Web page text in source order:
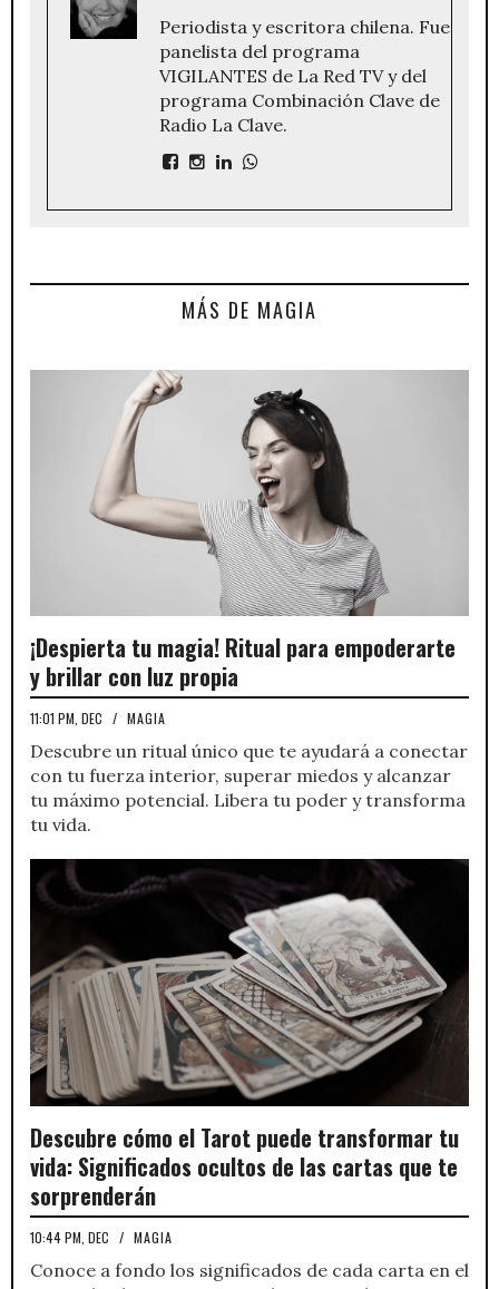
Periodista y escritora chilena. Fue
panelista del programa
VIGILANTES de La Red TV y del
programa Combinación Clave de
Radio La Clave.
MÁS DE MAGIA
¡Despierta tu magia! Ritual para empoderarte
y brillar con luz propia
11:01 PM, DEC / MAGIA
Descubre un ritual único que te ayudará a conectar
con tu fuerza interior, superar miedos y alcanzar
tu máximo potencial. Libera tu poder y transforma
tu vida.
Descubre cómo el Tarot puede transformar tu
vida: Significados ocultos de las cartas que te
sorprenderán
10:44 PM, DEC / MAGIA
Conoce a fondo los significados de cada carta en el